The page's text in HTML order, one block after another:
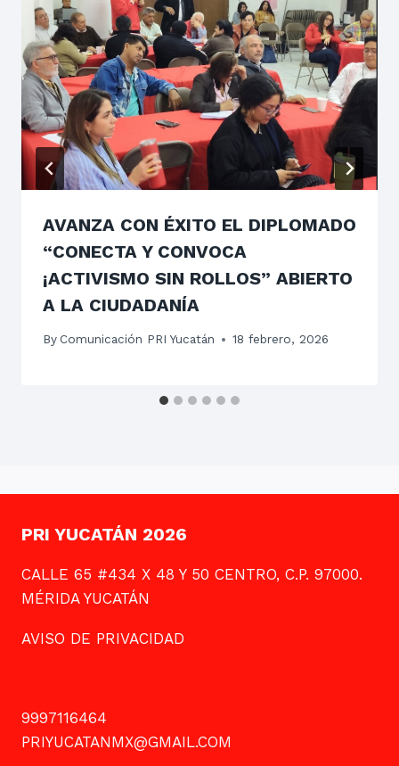
AVANZA CON ÉXITO EL DIPLOMADO
“CONECTA Y CONVOCA
¡ACTIVISMO SIN ROLLOS” ABIERTO
A LA CIUDADANÍA
By Comunicación PRI Yucatán 18 febrero, 2026
PRI YUCATÁN 2026
CALLE 65 #434 X 48 Y 50 CENTRO, C.P. 97000.
MÉRIDA YUCATÁN
AVISO DE PRIVACIDAD
9997116464
PRIYUCATANMX@GMAIL.COM